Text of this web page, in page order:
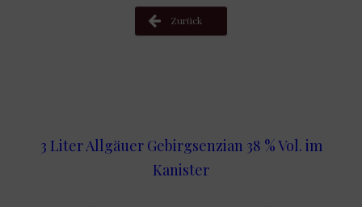
Zurück
3 Liter Allgäuer Gebirgsenzian 38 % Vol. im
Kanister